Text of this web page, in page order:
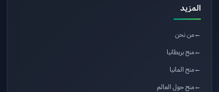
المزيد
من نحن
منح بريطانيا
منح المانيا
منح حول العالم